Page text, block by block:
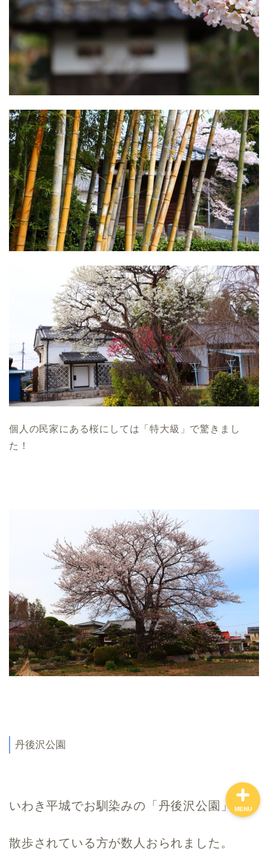
個人の民家にある桜にしては「特大級」で驚きまし
た！
丹後沢公園
いわき平城でお馴染みの「丹後沢公園」
散歩されている方が数人おられました。
MENU
いわき情報
洋食
中華
ラーメン
マルシェ・キッチンカー
わらしべ長者
地域・場所
平・小川・四倉方面
湯本・内郷・好間 方面
泉・植田・遠野・田人方面
アイディアグッズ
トレンディー
アクアマリンふくしま近辺
親子で体験！
美味しい所！